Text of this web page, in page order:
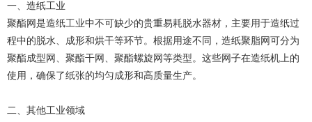
一、造纸工业
聚酯网是造纸工业中不可缺少的贵重易耗脱水器材，主要用于造纸过
程中的脱水、成形和烘干等环节。根据用途不同， 造纸聚脂网可分为
聚酯成型网、聚酯干网、聚酯螺旋网等类型。这些网子在造纸机上的
使用，确保了纸张的均匀成形和高质量生产。
二、其他工业领域